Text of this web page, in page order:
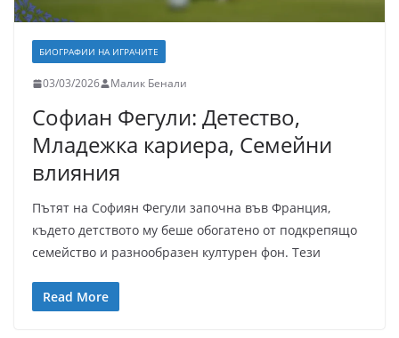
БИОГРАФИИ НА ИГРАЧИТЕ
03/03/2026 Малик Бенали
Софиан Фегули: Детество,
Младежка кариера, Семейни
влияния
Пътят на Софиян Фегули започна във Франция,
където детството му беше обогатено от подкрепящо
семейство и разнообразен културен фон. Тези
Read More